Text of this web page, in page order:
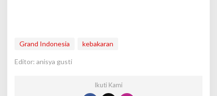
Grand Indonesia kebakaran
Editor: anisya gusti
Ikuti Kami